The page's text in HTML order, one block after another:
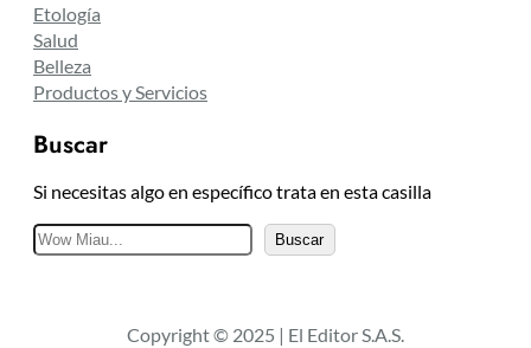
Etología
Salud
Belleza
Productos y Servicios
Buscar
Si necesitas algo en específico trata en esta casilla
B
u
a
Buscar
Copyright © 2025 | El Editor S.A.S.